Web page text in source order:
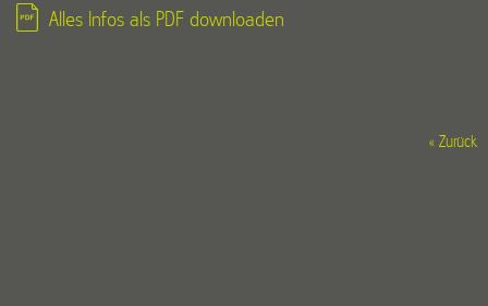
Alles Infos als PDF downloaden
« Zurück